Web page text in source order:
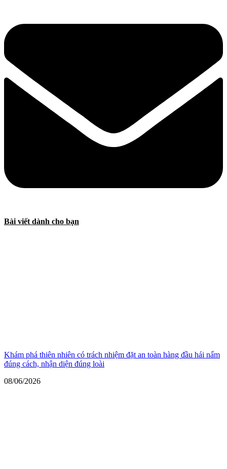
Bài viết dành cho bạn
Khám phá thiên nhiên có trách nhiệm đặt an toàn hàng đầu hái nấm
đúng cách, nhận diện đúng loài
08/06/2026